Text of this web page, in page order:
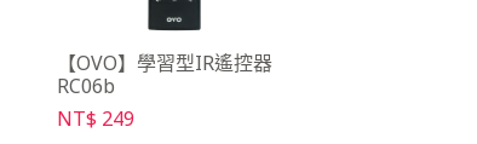
【OVO】學習型IR遙控器
RC06b
NT$ 249